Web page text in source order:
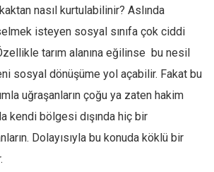
nasıl kurtulabilinir? Aslında
isteyen sosyal sınıfa çok ciddi
tarım alanına eğilinse bu nesil
sosyal dönüşüme yol açabilir. Fakat bu
uğraşanların çoğu ya zaten hakim
kendi bölgesi dışında hiç bir
Dolayısıyla bu konuda köklü bir